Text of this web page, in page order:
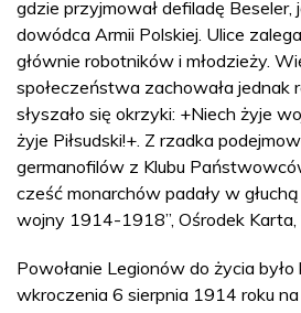
gdzie przyjmował defiladę Beseler,
dowódca Armii Polskiej. Ulice
głównie robotników i młodzieży.
społeczeństwa zachowała jednak
słyszało się okrzyki: +Niech żyje
żyje Piłsudski!+. Z rzadka
germanofilów z Klubu
cześć monarchów padały w głuchą
wojny 1914-1918”, Ośrodek
Powołanie Legionów do życia
wkroczenia 6 sierpnia 1914 roku